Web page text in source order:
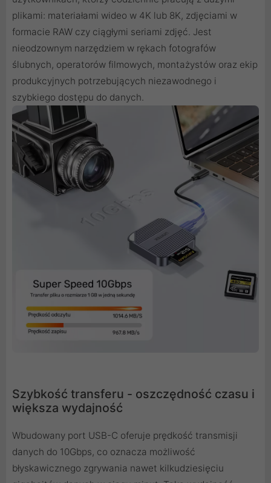
plikami: materiałami wideo w 4K lub 8K, zdjęciami w
formacie RAW czy ciągłymi seriami zdjęć. Jest
nieodzownym narzędziem w rękach fotografów
ślubnych, operatorów filmowych, montażystów oraz ekip
produkcyjnych potrzebujących niezawodnego i
szybkiego dostępu do danych.
Szybkość transferu - oszczędność czasu i
większa wydajność
Wbudowany port USB-C oferuje prędkość transmisji
danych do 10Gbps, co oznacza możliwość
błyskawicznego zgrywania nawet kilkudziesięciu